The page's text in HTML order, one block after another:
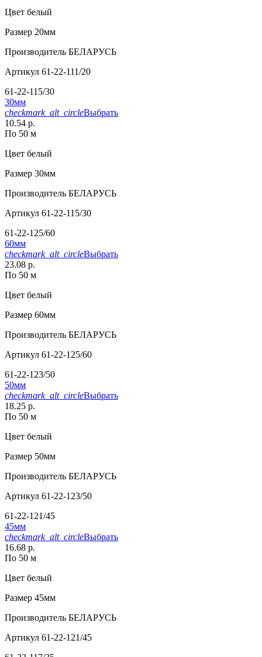
Цвет белый
Размер 20мм
Производитель БЕЛАРУСЬ
Артикул 61-22-111/20
61-22-115/30
30мм
checkmark_alt_circleВыбрать
10.54 р.
По 50 м
Цвет белый
Размер 30мм
Производитель БЕЛАРУСЬ
Артикул 61-22-115/30
61-22-125/60
60мм
checkmark_alt_circleВыбрать
23.08 р.
По 50 м
Цвет белый
Размер 60мм
Производитель БЕЛАРУСЬ
Артикул 61-22-125/60
61-22-123/50
50мм
checkmark_alt_circleВыбрать
18.25 р.
По 50 м
Цвет белый
Размер 50мм
Производитель БЕЛАРУСЬ
Артикул 61-22-123/50
61-22-121/45
45мм
checkmark_alt_circleВыбрать
16.68 р.
По 50 м
Цвет белый
Размер 45мм
Производитель БЕЛАРУСЬ
Артикул 61-22-121/45